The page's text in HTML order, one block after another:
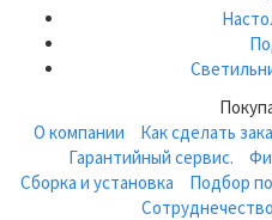
О компании
Как сделать
Гарантийный сервис.
Сборка и установка
Подбор
Сотруднечество